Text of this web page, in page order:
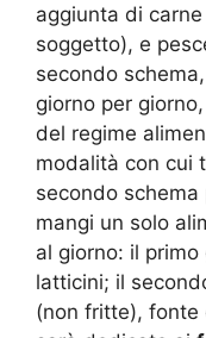
aggiunta di
soggetto), e
secondo
giorno per
del regime
modalità con cui
secondo
mangi un solo
al giorno: il
latticini; il
(non fritte), fonte